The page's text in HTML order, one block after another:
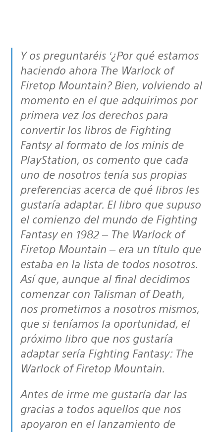
Y os preguntaréis ‘¿Por qué estamos
haciendo ahora The Warlock of
Firetop Mountain? Bien, volviendo al
momento en el que adquirimos por
primera vez los derechos para
convertir los libros de Fighting
Fantsy al formato de los minis de
PlayStation, os comento que cada
uno de nosotros tenía sus propias
preferencias acerca de qué libros les
gustaría adaptar. El libro que supuso
el comienzo del mundo de Fighting
Fantasy en 1982 – The Warlock of
Firetop Mountain – era un título que
estaba en la lista de todos nosotros.
Así que, aunque al final decidimos
comenzar con Talisman of Death,
nos prometimos a nosotros mismos,
que si teníamos la oportunidad, el
próximo libro que nos gustaría
adaptar sería Fighting Fantasy: The
Warlock of Firetop Mountain.
Antes de irme me gustaría dar las
gracias a todos aquellos que nos
apoyaron en el lanzamiento de